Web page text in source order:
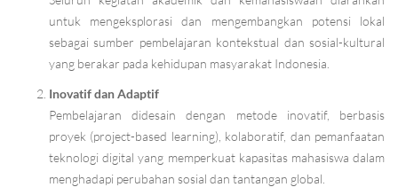
untuk mengeksplorasi dan mengembangkan potensi lokal
sebagai sumber pembelajaran kontekstual dan sosial-kultural
yang berakar pada kehidupan masyarakat Indonesia.
Inovatif dan Adaptif
Pembelajaran didesain dengan metode inovatif, berbasis
proyek (project-based learning), kolaboratif, dan pemanfaatan
teknologi digital yang memperkuat kapasitas mahasiswa dalam
menghadapi perubahan sosial dan tantangan global.